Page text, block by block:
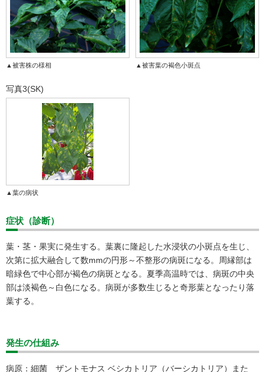
▲被害株の様相 ▲被害葉の褐色小斑点
写真3(SK)
▲葉の病状
症状（診断）
葉・茎・果実に発生する。葉裏に隆起した水浸状の小斑点を生じ、
次第に拡大融合して数mmの円形～不整形の病斑になる。周縁部は
暗緑色で中心部が褐色の病斑となる。夏季高温時では、病斑の中央
部は淡褐色～白色になる。病斑が多数生じると奇形葉となったり落
葉する。
発生の仕組み
病原：細菌 ザントモナス ベシカトリア（バーシカトリア）また